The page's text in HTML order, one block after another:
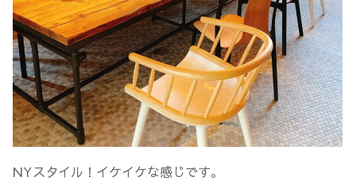
NYスタイル！イケイケな感じです。